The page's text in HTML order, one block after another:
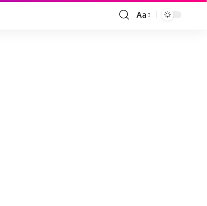
Font
Aa